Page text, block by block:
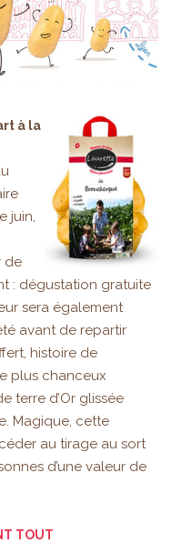
à la
juin,
de
: dégustation gratuite
sera également
avant de repartir
histoire de
plus chanceux
terre d’Or glissée
Magique, cette
au tirage au sort
d’une valeur de
TOUT